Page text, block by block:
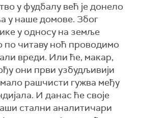
у фудбалу већ је донело
у наше домове. Због
у односу на земље
по читаву ноћ проводимо
вреди. Или ће, макар,
они први узбудљивији
рашчисти гужва међу
И данас ће своје
стални аналитичари